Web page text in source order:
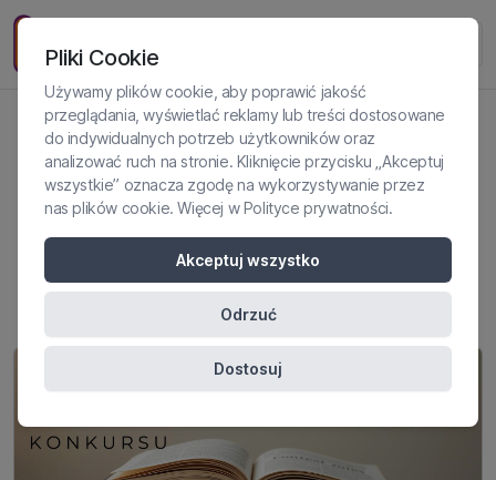
Regulamin konkursu
organizowanego przez
PsychomedicEdu i
Psychomedic.pl
Pliki Cookie
Używamy plików cookie, aby poprawić jakość
przeglądania, wyświetlać reklamy lub treści dostosowane
do indywidualnych potrzeb użytkowników oraz
analizować ruch na stronie. Kliknięcie przycisku „Akceptuj
wszystkie” oznacza zgodę na wykorzystywanie przez
nas plików cookie. Więcej wPolityce prywatności.
Akceptuj wszystko
Odrzuć
Dostosuj